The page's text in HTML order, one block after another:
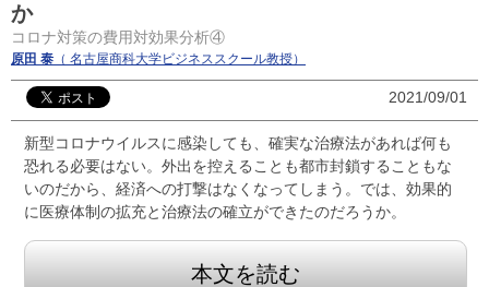
か
コロナ対策の費用対効果分析④
原田 泰 （ 名古屋商科大学ビジネススクール教授）
2021/09/01
新型コロナウイルスに感染しても、確実な治療法があれば何も
恐れる必要はない。外出を控えることも都市封鎖することもな
いのだから、経済への打撃はなくなってしまう。では、効果的
に医療体制の拡充と治療法の確立ができたのだろうか。
本文を読む